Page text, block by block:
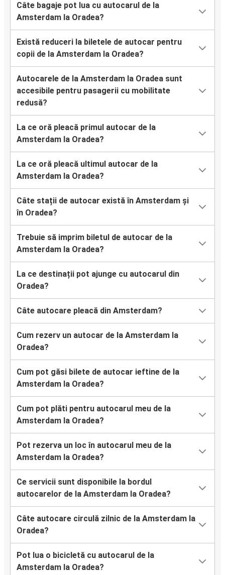
Câte bagaje pot lua cu autocarul de la
Amsterdam la Oradea?
Există reduceri la biletele de autocar pentru
copii de la Amsterdam la Oradea?
Autocarele de la Amsterdam la Oradea sunt
accesibile pentru pasagerii cu mobilitate
redusă?
La ce oră pleacă primul autocar de la
Amsterdam la Oradea?
La ce oră pleacă ultimul autocar de la
Amsterdam la Oradea?
Câte stații de autocar există în Amsterdam și
în Oradea?
Trebuie să imprim biletul de autocar de la
Amsterdam la Oradea?
La ce destinații pot ajunge cu autocarul din
Oradea?
Câte autocare pleacă din Amsterdam?
Cum rezerv un autocar de la Amsterdam la
Oradea?
Cum pot găsi bilete de autocar ieftine de la
Amsterdam la Oradea?
Cum pot plăti pentru autocarul meu de la
Amsterdam la Oradea?
Pot rezerva un loc în autocarul meu de la
Amsterdam la Oradea?
Ce servicii sunt disponibile la bordul
autocarelor de la Amsterdam la Oradea?
Câte autocare circulă zilnic de la Amsterdam la
Oradea?
Pot lua o bicicletă cu autocarul de la
Amsterdam la Oradea?